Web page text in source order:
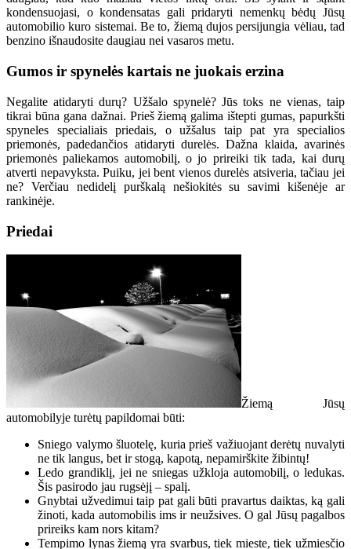
kondensuojasi, o kondensatas gali pridaryti nemenkų bėdų Jūsų
automobilio kuro sistemai. Be to, žiemą dujos persijungia vėliau, tad
benzino išnaudosite daugiau nei vasaros metu.
Gumos ir spynelės kartais ne juokais erzina
Negalite atidaryti durų? Užšalo spynelė? Jūs toks ne vienas, taip
tikrai būna gana dažnai. Prieš žiemą galima ištepti gumas, papurkšti
spyneles specialiais priedais, o užšalus taip pat yra specialios
priemonės, padedančios atidaryti durelės. Dažna klaida, avarinės
priemonės paliekamos automobilį, o jo prireiki tik tada, kai durų
atverti nepavyksta. Puiku, jei bent vienos durelės atsiveria, tačiau jei
ne? Verčiau nedidelį purškalą nešiokitės su savimi kišenėje ar
rankinėje.
Priedai
Žiemą Jūsų
automobilyje turėtų papildomai būti:
Sniego valymo šluotelę, kuria prieš važiuojant derėtų nuvalyti
ne tik langus, bet ir stogą, kapotą, nepamirškite žibintų!
Ledo grandiklį, jei ne sniegas užkloja automobilį, o ledukas.
Šis pasirodo jau rugsėjį – spalį.
Gnybtai užvedimui taip pat gali būti pravartus daiktas, ką gali
žinoti, kada automobilis ims ir neužsives. O gal Jūsų pagalbos
prireiks kam nors kitam?
Tempimo lynas žiemą yra svarbus, tiek mieste, tiek užmiesčio